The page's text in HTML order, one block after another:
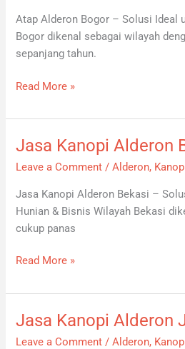
Atap Alderon Bogor – Solusi Ideal
Bogor dikenal sebagai wilayah
sepanjang tahun.
Bogor
Read More »
Jasa Kanopi Alderon
Leave a Comment /Alderon,
Jasa Kanopi Alderon Bekasi –
Hunian & Bisnis Wilayah Bekasi
cukup panas
Jasa
Kanopi
Bekasi
Read More »
Jasa Kanopi Alderon
Leave a Comment /Alderon,
Jasa
Kanopi